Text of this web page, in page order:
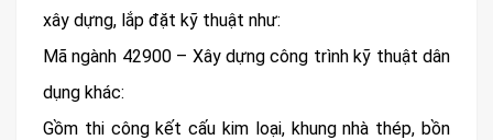
xây dựng, lắp đặt kỹ thuật như:
Mã ngành 42900 – Xây dựng công trình kỹ thuật dân
dụng khác:
Gồm thi công kết cấu kim loại, khung nhà thép, bồn